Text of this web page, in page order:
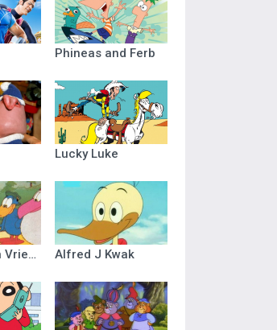
Phineas and Ferb
Lucky Luke
Ovide en zijn Vriendjes Alfred J Kwak